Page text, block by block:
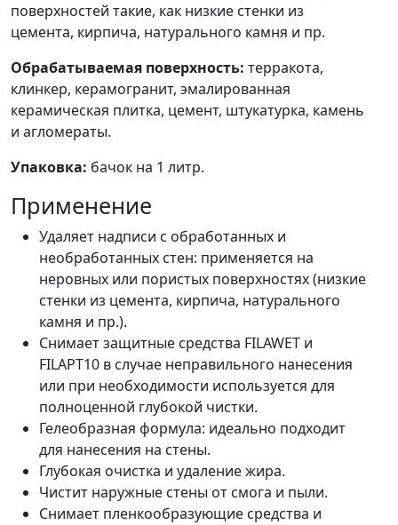
поверхностей такие, как низкие стенки из
цемента, кирпича, натурального камня и пр.
Обрабатываемая поверхность: терракота,
клинкер, керамогранит, эмалированная
керамическая плитка, цемент, штукатурка, камень
и агломераты.
Упаковка: бачок на 1 литр.
Применение
Удаляет надписи с обработанных и
необработанных стен: применяется на
неровных или пористых поверхностях (низкие
стенки из цемента, кирпича, натурального
камня и пр.).
Снимает защитные средства FILAWET и
FILAPT10 в случае неправильного нанесения
или при необходимости используется для
полноценной глубокой чистки.
Гелеобразная формула: идеально подходит
для нанесения на стены.
Глубокая очистка и удаление жира.
Чистит наружные стены от смога и пыли.
Снимает пленкообразующие средства и